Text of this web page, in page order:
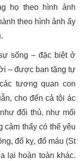
họ theo hình ảnh
theo hình ảnh ấy
sống – đặc biệt ở
– được ban tặng tự
tương quan con
cho đến cả tội ác
đối thủ, như mối
cảm thấy có thể yêu
đố kỵ, đổ máu (St
lại hoàn toàn khác.